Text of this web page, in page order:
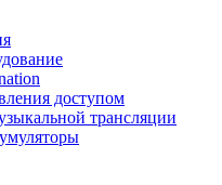
доступом
трансляции